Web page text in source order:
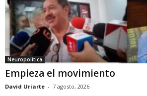
Neuropolítica
Empieza el movimiento
David Uriarte - 7 agosto, 2026